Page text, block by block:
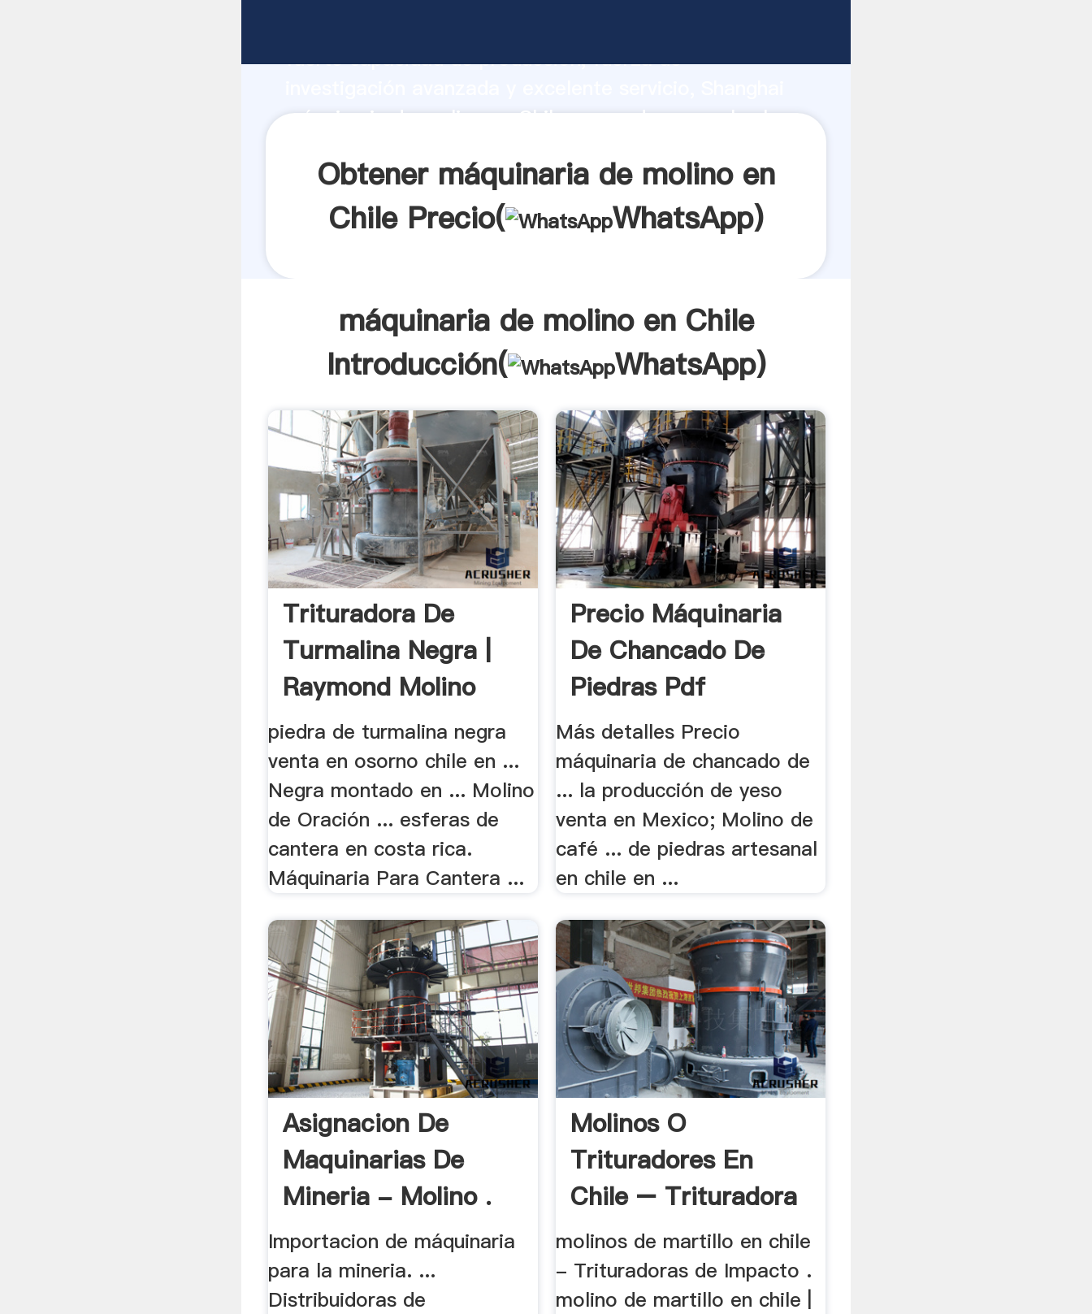
fuerte capacidad de producción, fuerza de
máquinaria de molino en Chile proveedor crea el valor y
Obtener máquinaria de molino en
Chile Precio(
WhatsApp)
máquinaria de molino en Chile
Introducción(
WhatsApp)
Trituradora De
Turmalina Negra |
Raymond Molino
piedra de turmalina negra
venta en osorno chile en ...
Negra montado en ... Molino
de Oración ... esferas de
cantera en costa rica.
Máquinaria Para Cantera ...
Precio Máquinaria
De Chancado De
Piedras Pdf
Más detalles Precio
máquinaria de chancado de
... la producción de yeso
venta en Mexico; Molino de
café ... de piedras artesanal
en chile en ...
Asignacion De
Maquinarias De
Mineria - Molino .
Importacion de máquinaria
para la mineria. ...
Distribuidoras de
Molinos O
Trituradores En
Chile – Trituradora
Móvil ...
molinos de martillo en chile
- Trituradoras de Impacto .
molino de martillo en chile |